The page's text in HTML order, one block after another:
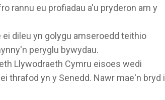
rannu eu profiadau a'u pryderon am y
dileu yn golygu amseroedd teithio
peryglu bywydau.
Llywodraeth Cymru eisoes wedi
thrafod yn y Senedd. Nawr mae'n bryd i